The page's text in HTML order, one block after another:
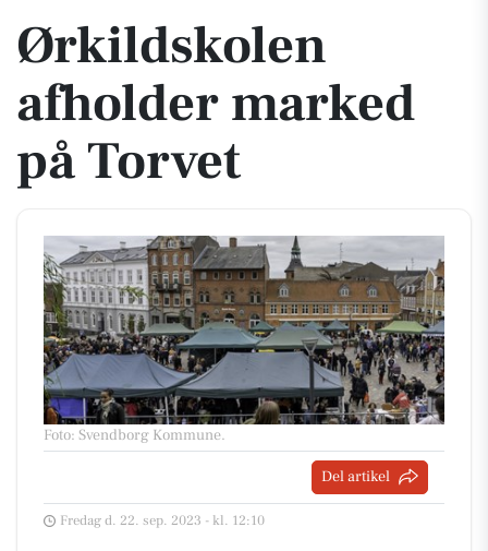
Ørkildskolen
afholder marked
på Torvet
Foto: Svendborg Kommune.
Del artikel
Fredag d. 22. sep. 2023 - kl. 12:10